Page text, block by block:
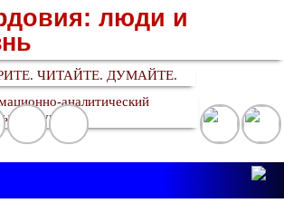
люди и
ЧИТАЙТЕ. ДУМАЙТЕ.
аналитический
ресурс